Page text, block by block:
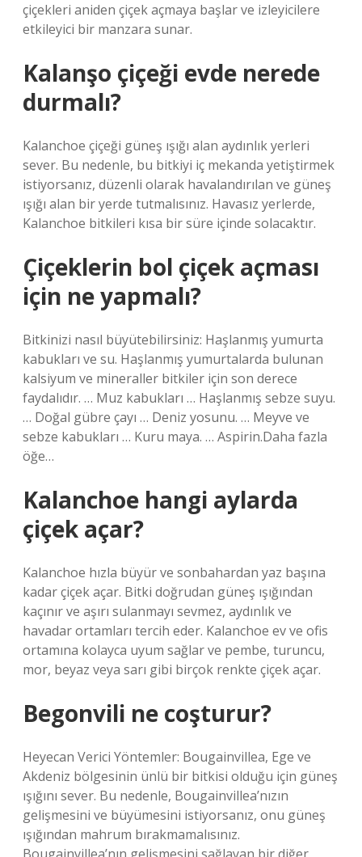
çiçekleri aniden çiçek açmaya başlar ve izleyicilere
etkileyici bir manzara sunar.
Kalanşo çiçeği evde nerede
durmalı?
Kalanchoe çiçeği güneş ışığı alan aydınlık yerleri
sever. Bu nedenle, bu bitkiyi iç mekanda yetiştirmek
istiyorsanız, düzenli olarak havalandırılan ve güneş
ışığı alan bir yerde tutmalısınız. Havasız yerlerde,
Kalanchoe bitkileri kısa bir süre içinde solacaktır.
Çiçeklerin bol çiçek açması
için ne yapmalı?
Bitkinizi nasıl büyütebilirsiniz: Haşlanmış yumurta
kabukları ve su. Haşlanmış yumurtalarda bulunan
kalsiyum ve mineraller bitkiler için son derece
faydalıdır. … Muz kabukları … Haşlanmış sebze suyu.
… Doğal gübre çayı … Deniz yosunu. … Meyve ve
sebze kabukları … Kuru maya. … Aspirin.Daha fazla
öğe…
Kalanchoe hangi aylarda
çiçek açar?
Kalanchoe hızla büyür ve sonbahardan yaz başına
kadar çiçek açar. Bitki doğrudan güneş ışığından
kaçınır ve aşırı sulanmayı sevmez, aydınlık ve
havadar ortamları tercih eder. Kalanchoe ev ve ofis
ortamına kolayca uyum sağlar ve pembe, turuncu,
mor, beyaz veya sarı gibi birçok renkte çiçek açar.
Begonvili ne coşturur?
Heyecan Verici Yöntemler: Bougainvillea, Ege ve
Akdeniz bölgesinin ünlü bir bitkisi olduğu için güneş
ışığını sever. Bu nedenle, Bougainvillea’nızın
gelişmesini ve büyümesini istiyorsanız, onu güneş
ışığından mahrum bırakmamalısınız.